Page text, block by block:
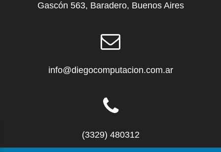
Gascón 563, Baradero, Buenos Aires
info@diegocomputacion.com.ar
(3329) 480312